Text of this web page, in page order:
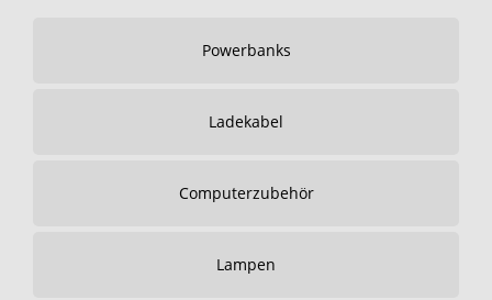
Powerbanks
Ladekabel
Computerzubehör
Lampen